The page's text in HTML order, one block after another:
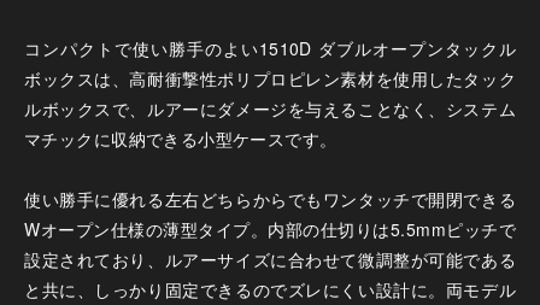
コンパクトで使い勝手のよい1510D ダブルオープンタックル
ボックスは、高耐衝撃性ポリプロピレン素材を使用したタック
ルボックスで、ルアーにダメージを与えることなく、システム
マチックに収納できる小型ケースです。
使い勝手に優れる左右どちらからでもワンタッチで開閉できる
Wオープン仕様の薄型タイプ。内部の仕切りは5.5mmピッチで
設定されており、ルアーサイズに合わせて微調整が可能である
と共に、しっかり固定できるのでズレにくい設計に。両モデル